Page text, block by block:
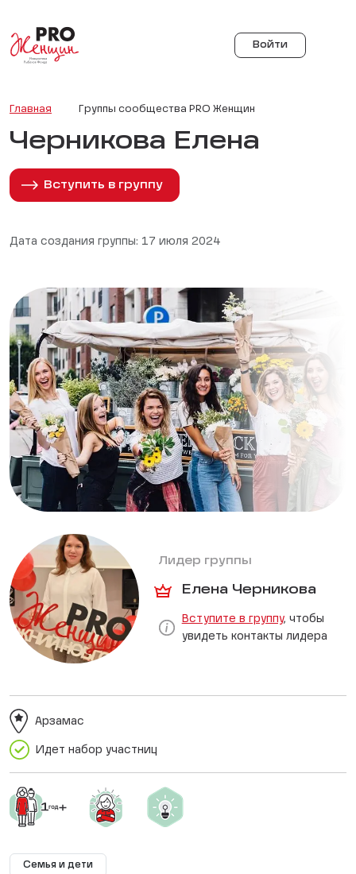
Войти
Главная Группы сообщества PRO Женщин
Черникова Елена
Вступить в группу
Дата создания группы: 17 июля 2024
Лидер группы
Елена Черникова
Вступите в группу, чтобы
увидеть контакты лидера
Идет набор участниц
Арзамас
Семья и дети